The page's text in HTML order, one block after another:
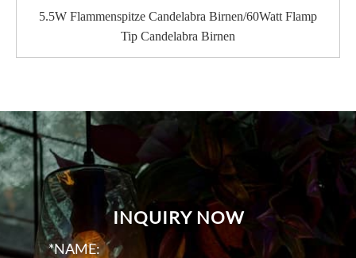
5.5W Flammenspitze Candelabra Birnen/60Watt Flamp
Tip Candelabra Birnen
INQUIRY NOW